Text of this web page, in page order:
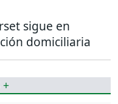
sigue en
domiciliaria
+